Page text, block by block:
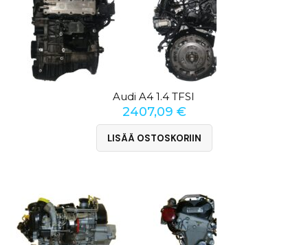
Audi A4 1.4 TFSI
2407,09 €
LISÄÄ OSTOSKORIIN